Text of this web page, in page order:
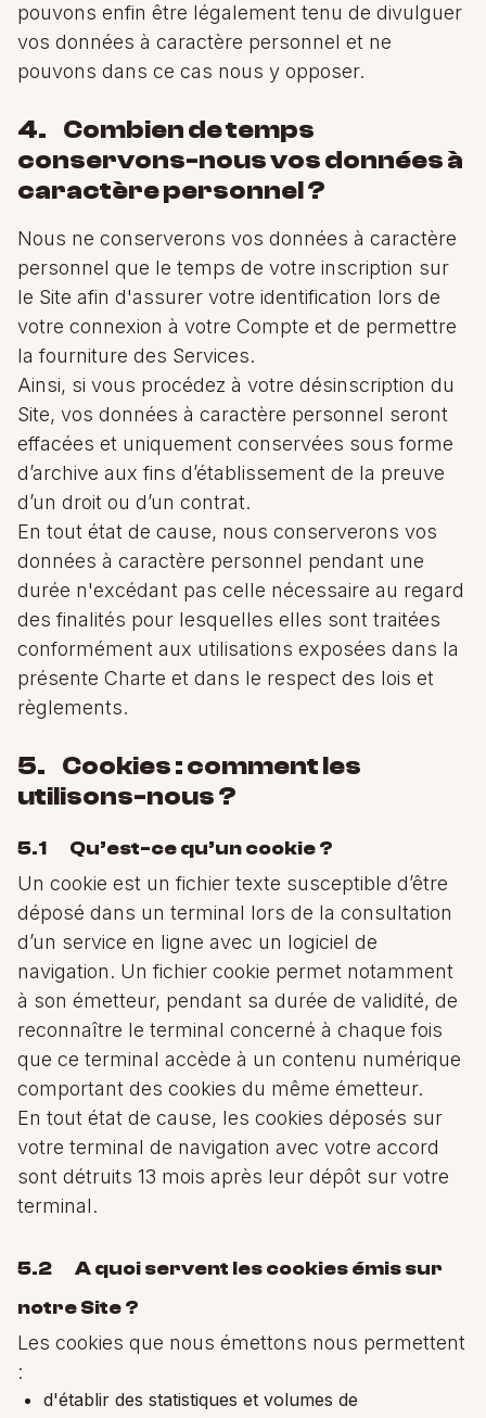
pouvons enfin être légalement tenu de divulguer
vos données à caractère personnel et ne
pouvons dans ce cas nous y opposer.
4. Combien de temps
conservons-nous vos données à
caractère personnel ?
Nous ne conserverons vos données à caractère
personnel que le temps de votre inscription sur
le Site afin d'assurer votre identification lors de
votre connexion à votre Compte et de permettre
la fourniture des Services.
Ainsi, si vous procédez à votre désinscription du
Site, vos données à caractère personnel seront
effacées et uniquement conservées sous forme
d’archive aux fins d’établissement de la preuve
d’un droit ou d’un contrat.
En tout état de cause, nous conserverons vos
données à caractère personnel pendant une
durée n'excédant pas celle nécessaire au regard
des finalités pour lesquelles elles sont traitées
conformément aux utilisations exposées dans la
présente Charte et dans le respect des lois et
règlements.
5. Cookies : comment les
utilisons-nous ?
5.1 Qu’est-ce qu’un cookie ?
Un cookie est un fichier texte susceptible d’être
déposé dans un terminal lors de la consultation
d’un service en ligne avec un logiciel de
navigation. Un fichier cookie permet notamment
à son émetteur, pendant sa durée de validité, de
reconnaître le terminal concerné à chaque fois
que ce terminal accède à un contenu numérique
comportant des cookies du même émetteur.
En tout état de cause, les cookies déposés sur
votre terminal de navigation avec votre accord
sont détruits 13 mois après leur dépôt sur votre
terminal.
5.2 A quoi servent les cookies émis sur
notre Site ?
Les cookies que nous émettons nous permettent
:
d'établir des statistiques et volumes de